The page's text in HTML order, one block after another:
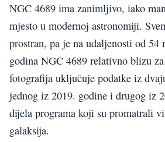
NGC 4689 ima zanimljivo, iako
mjesto u modernoj astronomiji.
prostran, pa je na udaljenosti od
godina NGC 4689 relativno blizu
fotografija uključuje podatke iz
jednog iz 2019. godine i drugog iz
dijela programa koji su promatrali
galaksija.